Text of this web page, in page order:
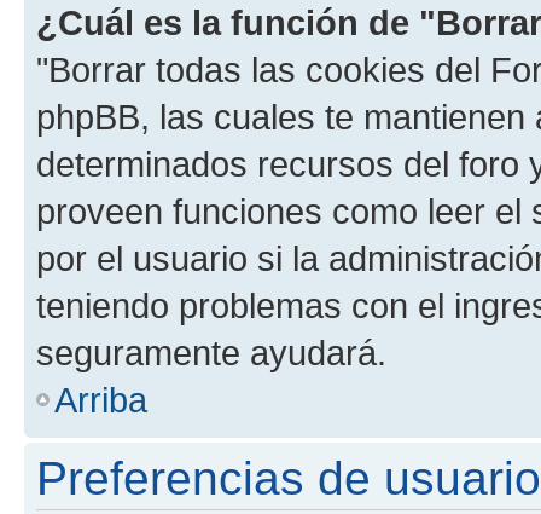
¿Cuál es la función de
"Borrar todas las cookies del
phpBB, las cuales te
determinados recursos del foro
proveen funciones como leer el
por el usuario si la
teniendo problemas con el
seguramente ayudará.
Arriba
Preferencias de